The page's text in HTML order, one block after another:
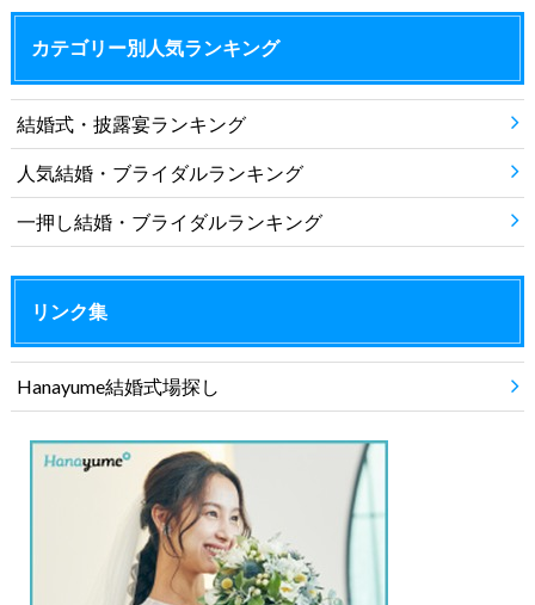
カテゴリー別人気ランキング
結婚式・披露宴ランキング
人気結婚・ブライダルランキング
一押し結婚・ブライダルランキング
リンク集
Hanayume結婚式場探し